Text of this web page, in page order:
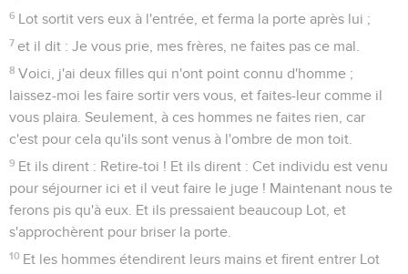
6 Lot sortit vers eux à l'entrée, et ferma la porte après lui ;
7 et il dit : Je vous prie, mes frères, ne faites pas ce mal.
8 Voici, j'ai deux filles qui n'ont point connu d'homme ;
laissez-moi les faire sortir vers vous, et faites-leur comme il
vous plaira. Seulement, à ces hommes ne faites rien, car
c'est pour cela qu'ils sont venus à l'ombre de mon toit.
9 Et ils dirent : Retire-toi ! Et ils dirent : Cet individu est venu
pour séjourner ici et il veut faire le juge ! Maintenant nous te
ferons pis qu'à eux. Et ils pressaient beaucoup Lot, et
s'approchèrent pour briser la porte.
10 Et les hommes étendirent leurs mains et firent entrer Lot